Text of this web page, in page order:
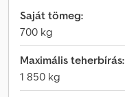
Saját tömeg:
700 kg
Maximális teherbírás:
1 850 kg